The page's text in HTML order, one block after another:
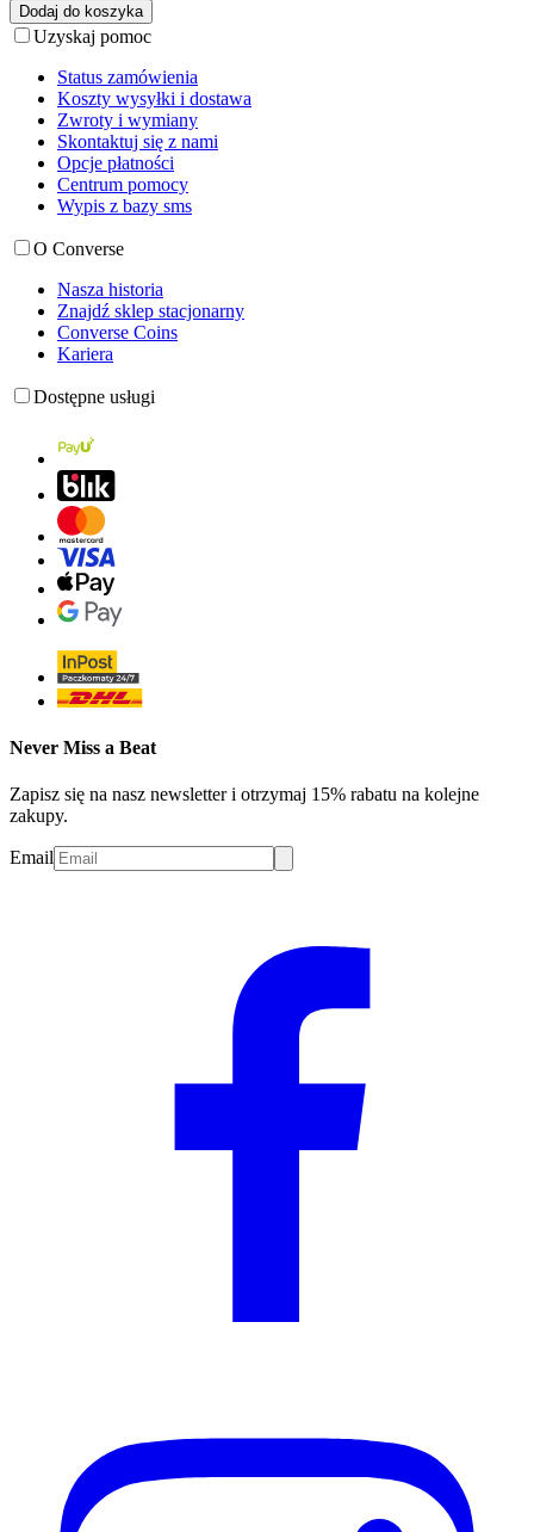
Dodaj do koszyka
Uzyskaj pomoc
Status zamówienia
Koszty wysyłki i dostawa
Zwroty i wymiany
Skontaktuj się z nami
Opcje płatności
Centrum pomocy
Wypis z bazy sms
O Converse
Nasza historia
Znajdź sklep stacjonarny
Converse Coins
Kariera
Dostępne usługi
Never Miss a Beat
Zapisz się na nasz newsletter i otrzymaj 15% rabatu na kolejne
zakupy.
Email